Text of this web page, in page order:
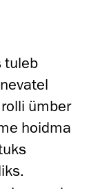
tuleb
ümber
hoidma